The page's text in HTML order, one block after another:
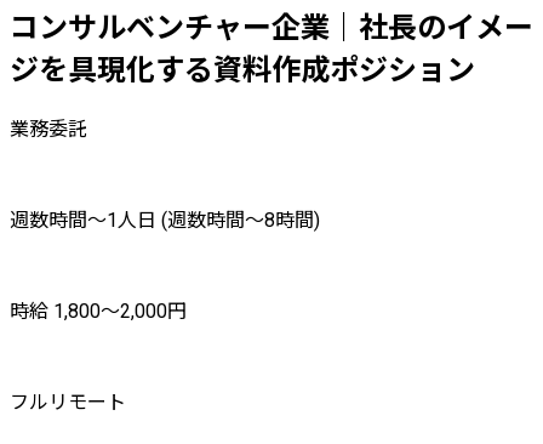
コンサルベンチャー企業｜社長のイメー
ジを具現化する資料作成ポジション
業務委託
週数時間〜1人日 (週数時間〜8時間)
時給 1,800〜2,000円
フルリモート